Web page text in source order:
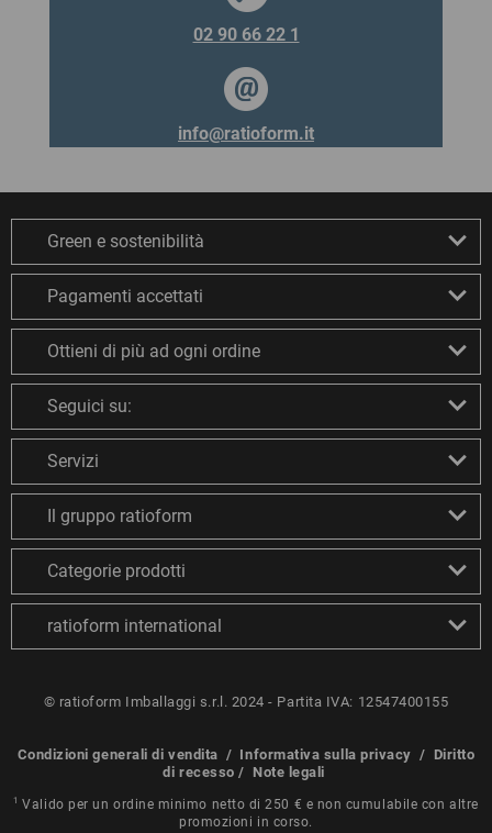
02 90 66 22 1
info@ratioform.it
Green e sostenibilità
Pagamenti accettati
Ottieni di più ad ogni ordine
Seguici su:
Servizi
Il gruppo ratioform
Categorie prodotti
ratioform international
© ratioform Imballaggi s.r.l. 2024 - Partita IVA: 12547400155
Condizioni generali di vendita / Informativa sulla privacy / Diritto
di recesso / Note legali
1Valido per un ordine minimo netto di 250 € e non cumulabile con altre
promozioni in corso.